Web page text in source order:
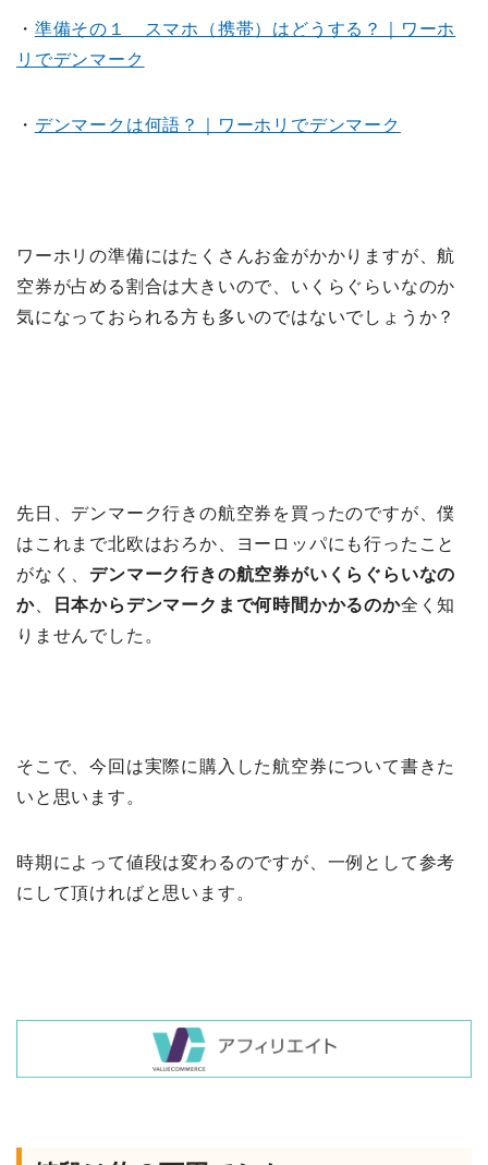
・ 準備その１ スマホ（携帯）はどうする？｜ワーホ
リでデンマーク
・ デンマークは何語？｜ワーホリでデンマーク
ワーホリの準備にはたくさんお金がかかりますが、航
空券が占める割合は大きいので、いくらぐらいなのか
気になっておられる方も多いのではないでしょうか？
先日、デンマーク行きの航空券を買ったのですが、僕
はこれまで北欧はおろか、ヨーロッパにも行ったこと
がなく、 デンマーク行きの航空券がいくらぐらいなの
か、 日本からデンマークまで何時間かかるのか全く知
りませんでした。
そこで、今回は実際に購入した航空券について書きた
いと思います。
時期によって値段は変わるのですが、一例として参考
にして頂ければと思います。